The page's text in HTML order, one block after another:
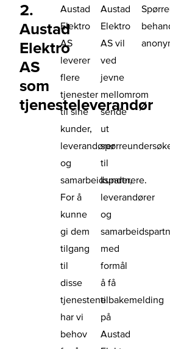
2.
Austad
Elektro
AS
som
tjenesteleverandør
Austad
Elektro
AS
leverer
flere
tjenester
til sine
kunder,
leverandører
og
samarbeidspartnere.
For å
kunne
gi dem
tilgang
til
disse
tjenestene
har vi
behov
Austad
Elektro
AS vil
ved
jevne
mellomrom
sende
ut
til
kunder,
leverandører
og
med
formål
å få
tilbakemelding
på
Austad